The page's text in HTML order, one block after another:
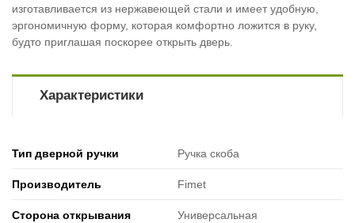
изготавливается из нержавеющей стали и имеет удобную,
эргономичную форму, которая комфортно ложится в руку,
будто приглашая поскорее открыть дверь.
Характеристики
Тип дверной ручки Ручка скоба
Производитель Fimet
Сторона открывания Универсальная